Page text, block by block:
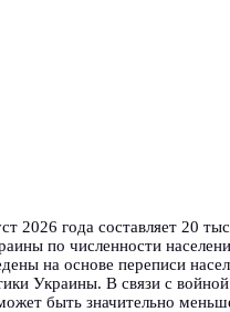
2026 года составляет 20
по численности
на основе переписи
Украины. В связи с
быть значительно